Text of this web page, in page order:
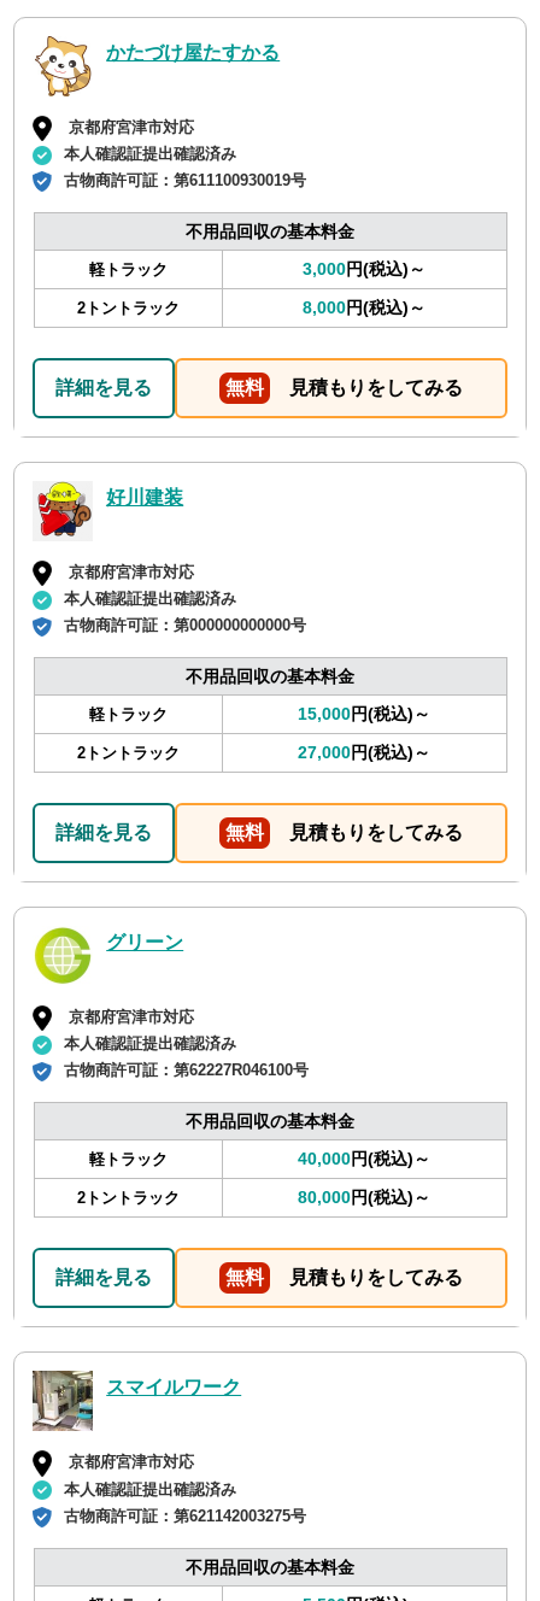
かたづけ屋たすかる
京都府宮津市対応
本人確認証提出確認済み
古物商許可証：第611100930019号
不用品回収の基本料金
軽トラック 3,000円(税込)～
2トントラック 8,000円(税込)～
詳細を見る 無料 見積もりをしてみる
好川建装
京都府宮津市対応
本人確認証提出確認済み
古物商許可証：第000000000000号
不用品回収の基本料金
軽トラック 15,000円(税込)～
2トントラック 27,000円(税込)～
詳細を見る 無料 見積もりをしてみる
グリーン
京都府宮津市対応
本人確認証提出確認済み
古物商許可証：第62227R046100号
不用品回収の基本料金
軽トラック 40,000円(税込)～
2トントラック 80,000円(税込)～
詳細を見る 無料 見積もりをしてみる
スマイルワーク
京都府宮津市対応
本人確認証提出確認済み
古物商許可証：第621142003275号
不用品回収の基本料金